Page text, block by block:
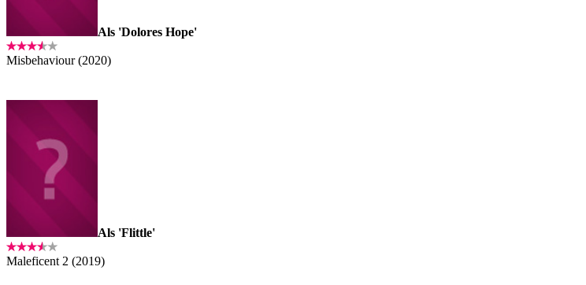
Als 'Dolores Hope'
Misbehaviour (2020)
Als 'Flittle'
Maleficent 2 (2019)